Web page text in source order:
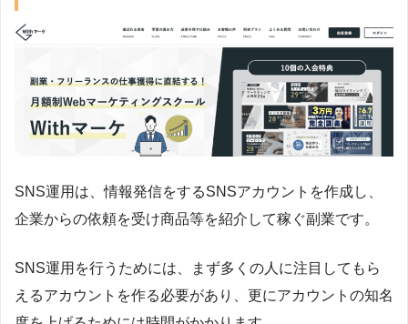
SNS運用は、情報発信をするSNSアカウントを作成し、
企業からの依頼を受け商品等を紹介して稼ぐ副業です。
SNS運用を行うためには、まず多くの人に注目してもら
えるアカウントを作る必要があり、更にアカウントの知名